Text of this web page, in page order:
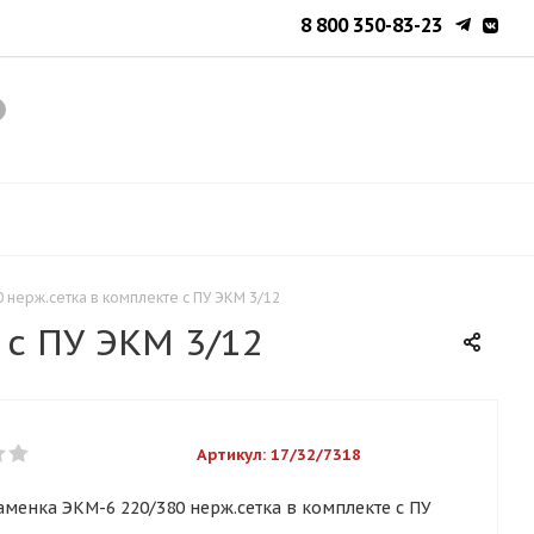
8 800 350-83-23
в комплекте с ПУ ЭКМ 3/12
с ПУ ЭКМ 3/12
Артикул: 17/32/7318
ЭКМ-6 220/380 нерж.сетка в комплекте с ПУ